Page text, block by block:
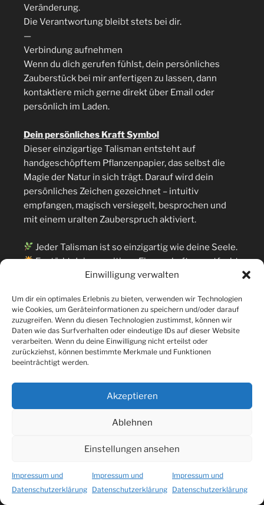
Einwilligung verwalten
Um dir ein optimales Erlebnis zu bieten, verwenden wir Technologien
wie Cookies, um Geräteinformationen zu speichern und/oder darauf
zuzugreifen. Wenn du diesen Technologien zustimmst, können wir
Daten wie das Surfverhalten oder eindeutige IDs auf dieser Website
verarbeiten. Wenn du deine Einwilligung nicht erteilst oder
zurückziehst, können bestimmte Merkmale und Funktionen
beeinträchtigt werden.
Akzeptieren
Ablehnen
Einstellungen ansehen
Impressum und
Datenschutzerklärung
Impressum und
Datenschutzerklärung
Impressum und
Datenschutzerklärung
Veränderung.
Die Verantwortung bleibt stets bei dir.
—
Verbindung aufnehmen
Wenn du dich gerufen fühlst, dein persönliches
Zauberstück bei mir anfertigen zu lassen, dann
kontaktiere mich gerne direkt über Email oder
persönlich im Laden.
Dein persönliches Kraft Symbol
Dieser einzigartige Talisman entsteht auf
handgeschöpftem Pflanzenpapier, das selbst die
Magie der Natur in sich trägt. Darauf wird dein
persönliches Zeichen gezeichnet – intuitiv
empfangen, magisch versiegelt, besprochen und
mit einem uralten Zauberspruch aktiviert.
Jeder Talisman ist so einzigartig wie deine Seele.
Er stärkt deine positiven Eigenschaften, entfacht
dein inneres Potenzial, schenkt dir Halt und Klarheit
Einflüssen und fremden Energien.
Trage dieses magische Symbol ganz nah bei dir – am
Körper, in der Tasche oder deiner Geldbörse. Es wird
zu deinem stillen Begleiter, ein schamanisches
Für die Anfertigung benötige ich deinen
Die Herstellung erfolgt mit Hingabe und nimmt
etwa eine Woche in Anspruch.
Preis : 85.-